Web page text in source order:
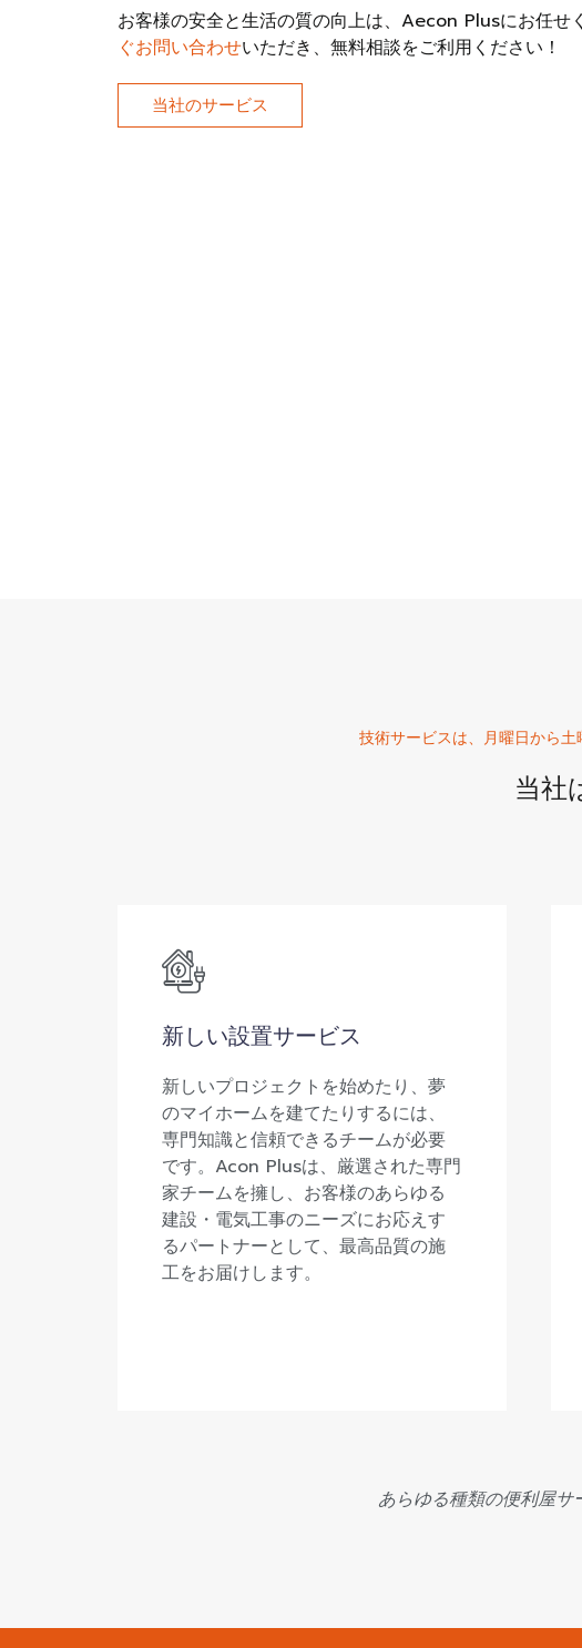
お客様の安全と生活の質の向上は、Aecon Plusにお任せ
ぐお問い合わせいただき、無料相談をご利用ください！
当社のサービス
技術サービスは、月曜日から
当社
新しい設置サービス
新しいプロジェクトを始めたり、夢
のマイホームを建てたりするには、
専門知識と信頼できるチームが必要
です。Acon Plusは、厳選された専門
家チームを擁し、お客様のあらゆる
建設・電気工事のニーズにお応えす
るパートナーとして、最高品質の施
工をお届けします。
あらゆる種類の便利屋サ